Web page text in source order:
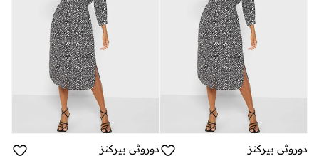
دوروثي بيركنز
دوروثي بيركنز